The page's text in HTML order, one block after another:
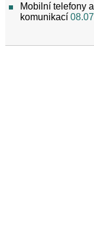
Mobilní telefony
komunikací